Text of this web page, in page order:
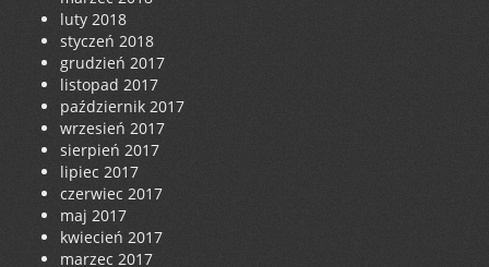
luty 2018
styczeń 2018
grudzień 2017
listopad 2017
październik 2017
wrzesień 2017
sierpień 2017
lipiec 2017
czerwiec 2017
maj 2017
kwiecień 2017
marzec 2017